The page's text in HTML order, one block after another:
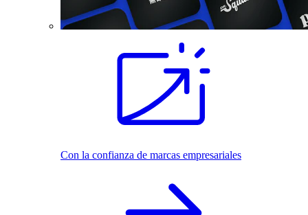
Con la confianza de marcas empresariales